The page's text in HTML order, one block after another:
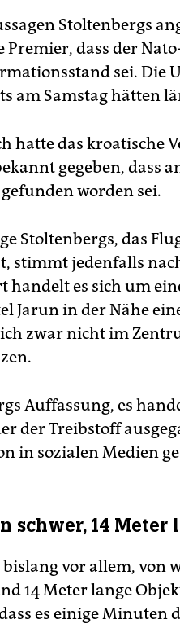
Stoltenbergs
Premier, dass der
sei. Die
am Samstag hätten
hatte das kroatische
gegeben, dass
worden sei.
Stoltenbergs, das
stimmt jedenfalls
handelt es sich um
Jarun in der Nähe
zwar nicht im
Auffassung, es
der Treibstoff
in sozialen Medien
schwer, 14 Meter
vor allem, von
14 Meter lange
es einige